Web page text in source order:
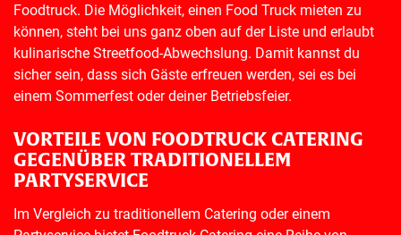
Foodtruck. Die Möglichkeit, einen Food Truck mieten zu
können, steht bei uns ganz oben auf der Liste und erlaubt
kulinarische Streetfood-Abwechslung. Damit kannst du
sicher sein, dass sich Gäste erfreuen werden, sei es bei
einem Sommerfest oder deiner Betriebsfeier.
VORTEILE VON FOODTRUCK CATERING
GEGENÜBER TRADITIONELLEM
PARTYSERVICE
Im Vergleich zu traditionellem Catering oder einem